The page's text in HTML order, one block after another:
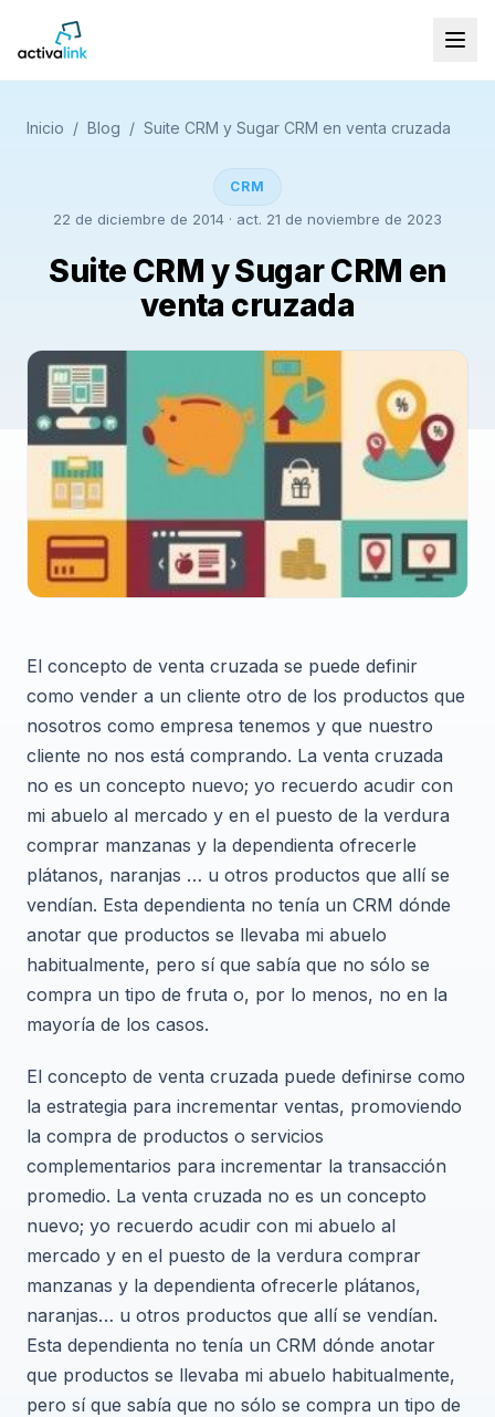
Inicio / Blog / Suite CRM y Sugar CRM en venta cruzada
CRM
22 de diciembre de 2014 · act. 21 de noviembre de 2023
Suite CRM y Sugar CRM en
venta cruzada
El concepto de venta cruzada se puede definir
como vender a un cliente otro de los productos que
nosotros como empresa tenemos y que nuestro
cliente no nos está comprando. La venta cruzada
no es un concepto nuevo; yo recuerdo acudir con
mi abuelo al mercado y en el puesto de la verdura
comprar manzanas y la dependienta ofrecerle
plátanos, naranjas … u otros productos que allí se
vendían. Esta dependienta no tenía un CRM dónde
anotar que productos se llevaba mi abuelo
habitualmente, pero sí que sabía que no sólo se
compra un tipo de fruta o, por lo menos, no en la
mayoría de los casos.
El concepto de venta cruzada puede definirse como
la estrategia para incrementar ventas, promoviendo
la compra de productos o servicios
complementarios para incrementar la transacción
promedio. La venta cruzada no es un concepto
nuevo; yo recuerdo acudir con mi abuelo al
mercado y en el puesto de la verdura comprar
manzanas y la dependienta ofrecerle plátanos,
naranjas… u otros productos que allí se vendían.
Esta dependienta no tenía un CRM dónde anotar
que productos se llevaba mi abuelo habitualmente,
pero sí que sabía que no sólo se compra un tipo de